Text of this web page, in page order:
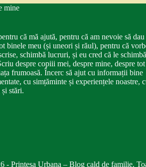
mine
că mă ajută, pentru că am nevoie să dau
binele meu (și uneori și răul), pentru că
schimbă lucruri, și eu cred că le
despre copiii mei, despre mine, despre tot
frumoasă. Încerc să ajut cu informații bine
cu simțăminte și experiențele noastre,
stări.
- Printesa Urbana – Blog cald de familie.